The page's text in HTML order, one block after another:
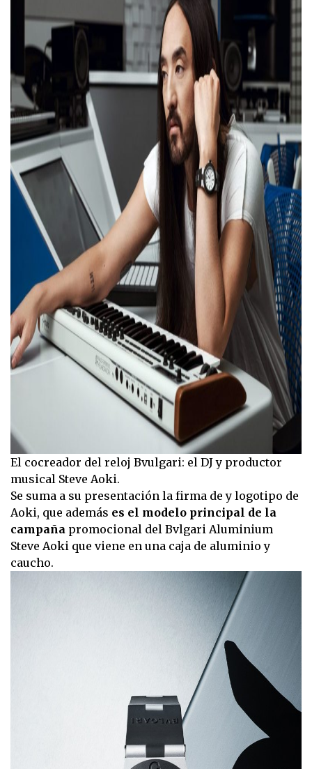
El cocreador del reloj Bvulgari: el DJ y productor
musical Steve Aoki.
Se suma a su presentación la firma de y logotipo de
Aoki, que además es el modelo principal de la
campaña promocional del Bvlgari Aluminium
Steve Aoki que viene en una caja de aluminio y
caucho.